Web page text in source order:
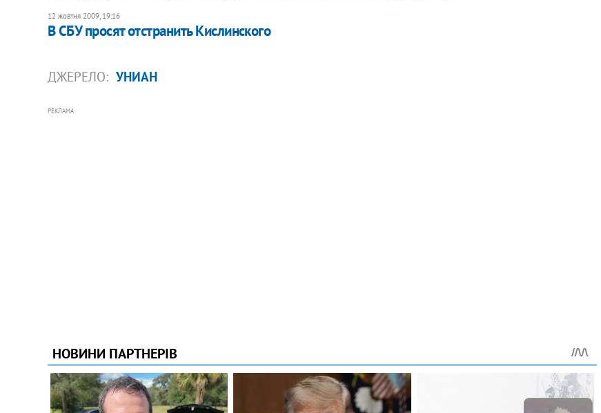
12 жовтня 2009, 19:16
В СБУ просят отстранить Кислинского
ДЖЕРЕЛО: УНИАН
РЕКЛАМА